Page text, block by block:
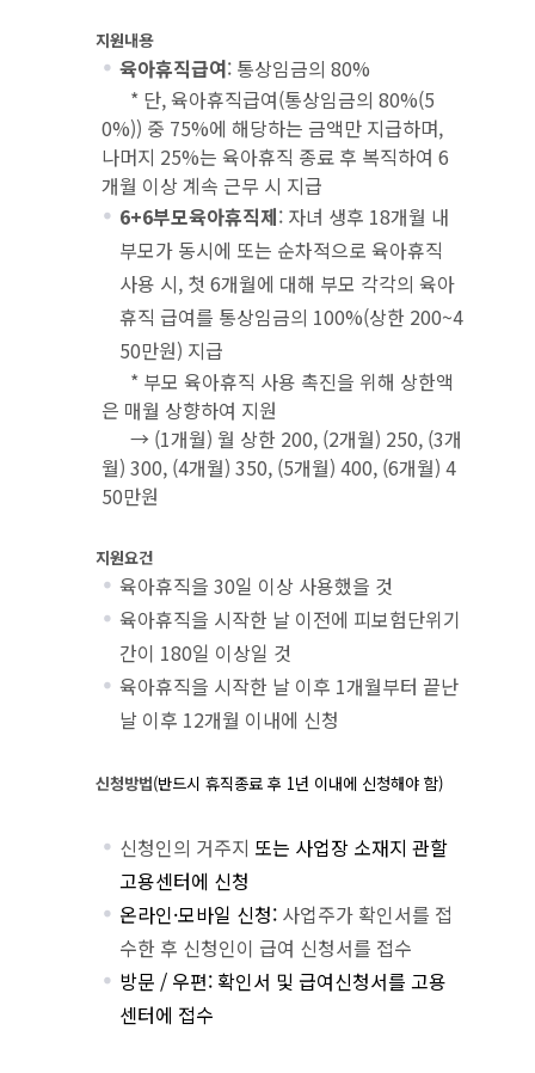
지원내용
육아휴직급여: 통상임금의 80%
* 단, 육아휴직급여(통상임금의 80%(5
0%)) 중 75%에 해당하는 금액만 지급하며,
나머지 25%는 육아휴직 종료 후 복직하여 6
개월 이상 계속 근무 시 지급
6+6부모육아휴직제: 자녀 생후 18개월 내
부모가 동시에 또는 순차적으로 육아휴직
사용 시, 첫 6개월에 대해 부모 각각의 육아
휴직 급여를 통상임금의 100%(상한 200~4
50만원) 지급
* 부모 육아휴직 사용 촉진을 위해 상한액
은 매월 상향하여 지원
→ (1개월) 월 상한 200, (2개월) 250, (3개
월) 300, (4개월) 350, (5개월) 400, (6개월) 4
50만원
지원요건
육아휴직을 30일 이상 사용했을 것
육아휴직을 시작한 날 이전에 피보험단위기
간이 180일 이상일 것
육아휴직을 시작한 날 이후 1개월부터 끝난
날 이후 12개월 이내에 신청
신청방법(반드시 휴직종료 후 1년 이내에 신청해야 함)
신청인의 거주지 또는 사업장 소재지 관할
고용센터에 신청
온라인·모바일 신청: 사업주가 확인서를 접
수한 후 신청인이 급여 신청서를 접수
방문 / 우편: 확인서 및 급여신청서를 고용
센터에 접수